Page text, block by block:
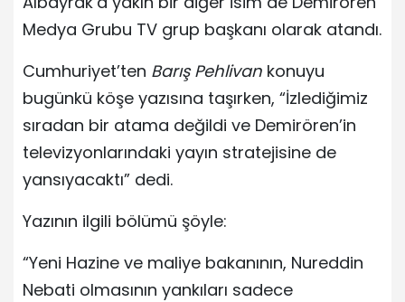
Medya Grubu TV grup başkanı olarak atandı.
Cumhuriyet’ten Barış Pehlivan konuyu
bugünkü köşe yazısına taşırken, “İzlediğimiz
sıradan bir atama değildi ve Demirören’in
televizyonlarındaki yayın stratejisine de
yansıyacaktı” dedi.
Yazının ilgili bölümü şöyle:
“Yeni Hazine ve maliye bakanının, Nureddin
Nebati olmasının yankıları sadece